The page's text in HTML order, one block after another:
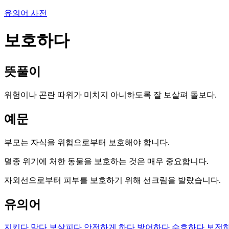
유의어 사전
보호하다
뜻풀이
위험이나 곤란 따위가 미치지 아니하도록 잘 보살펴 돌보다.
예문
부모는 자식을 위험으로부터 보호해야 합니다.
멸종 위기에 처한 동물을 보호하는 것은 매우 중요합니다.
자외선으로부터 피부를 보호하기 위해 선크림을 발랐습니다.
유의어